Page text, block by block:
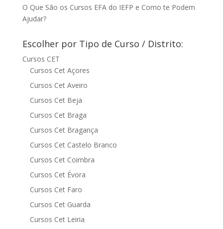
O Que São os Cursos EFA do IEFP e Como te Podem
Ajudar?
Escolher por Tipo de Curso / Distrito:
Cursos CET
Cursos Cet Açores
Cursos Cet Aveiro
Cursos Cet Beja
Cursos Cet Braga
Cursos Cet Bragança
Cursos Cet Castelo Branco
Cursos Cet Coimbra
Cursos Cet Évora
Cursos Cet Faro
Cursos Cet Guarda
Cursos Cet Leiria